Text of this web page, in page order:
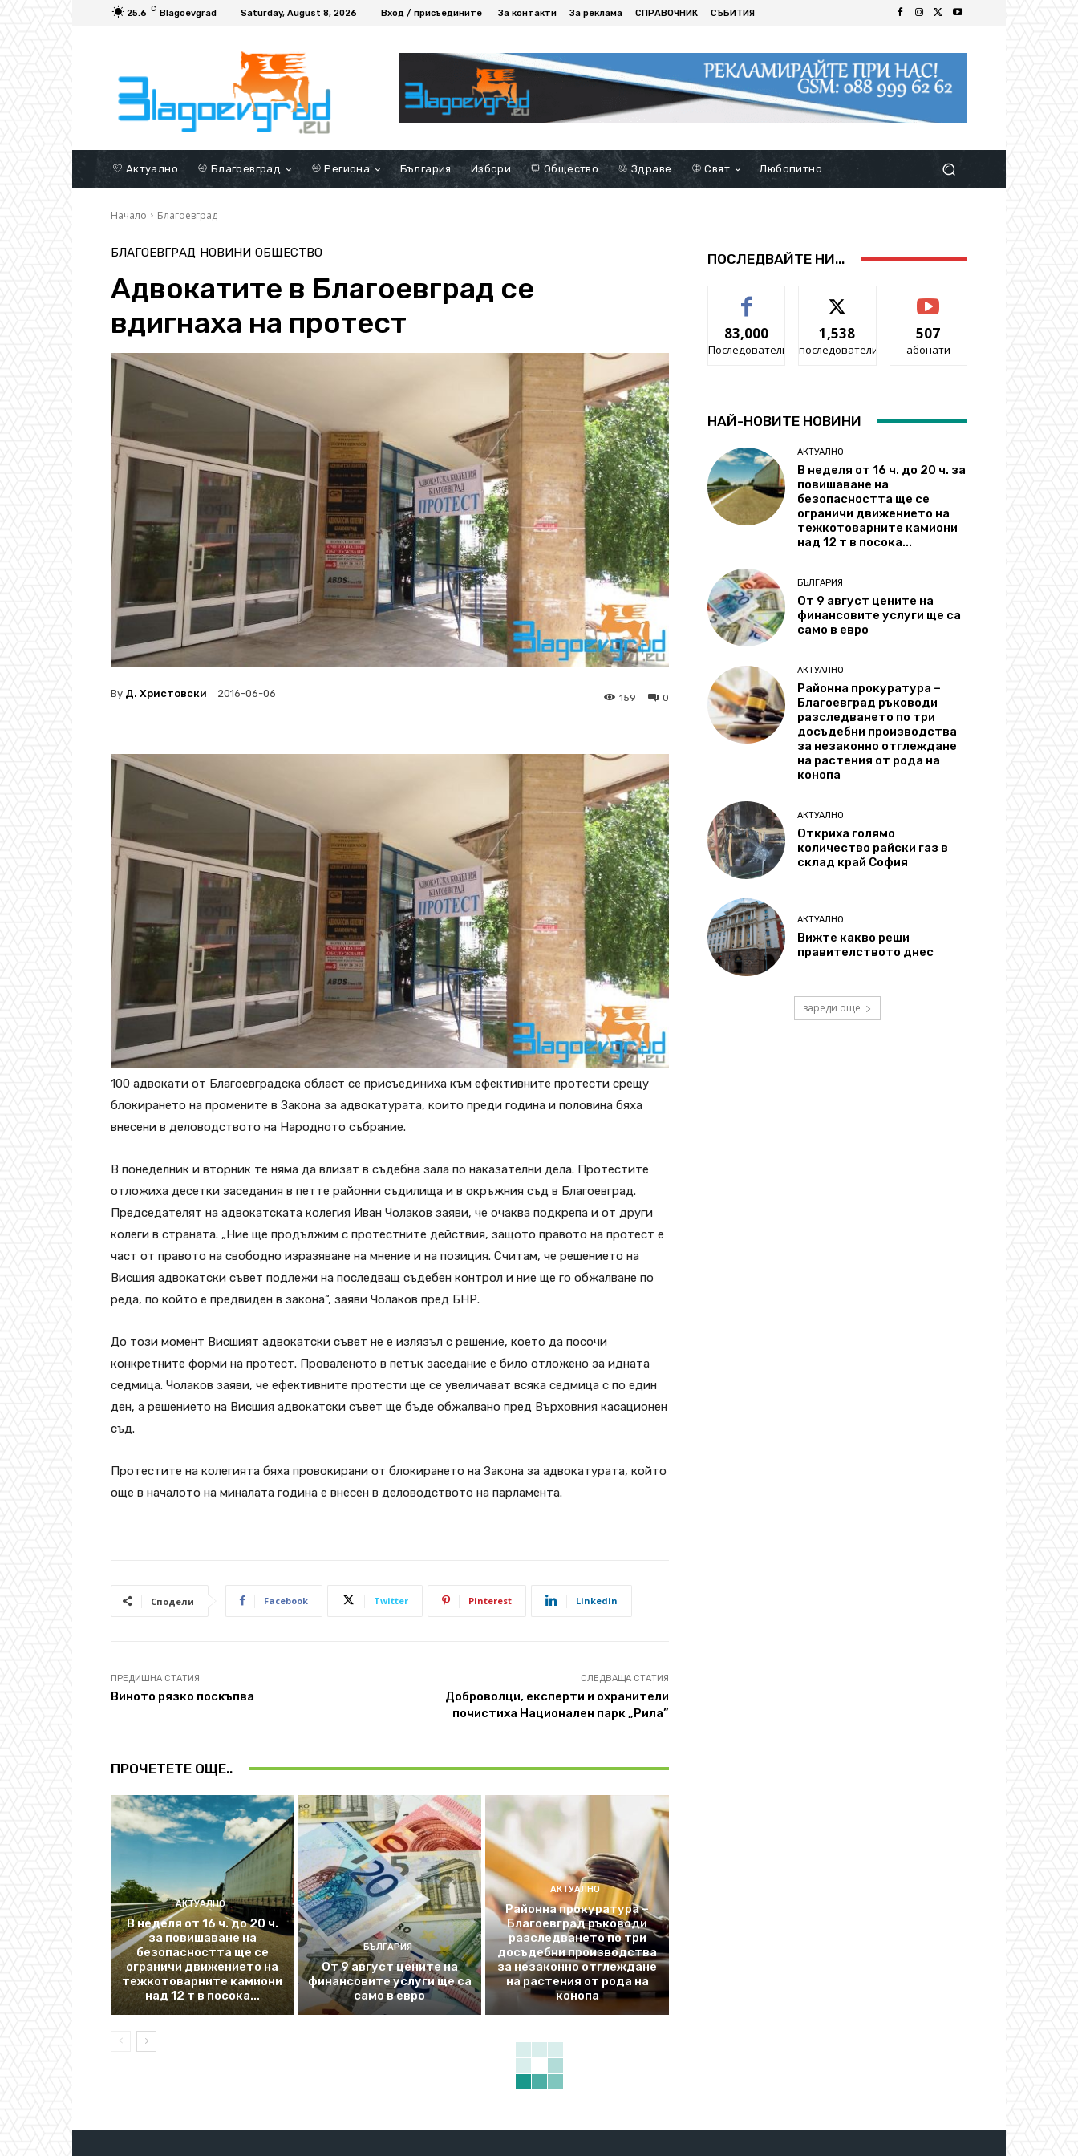
25.6 C Blagoevgrad Saturday, August 8, 2026 Вход / присъедините За контакти За реклама СПРАВОЧНИК СЪБИТИЯ
Актуално Благоевград Региона България Избори Общество Здраве Свят Любопитно
Начало Благоевград
БЛАГОЕВГРАД НОВИНИ ОБЩЕСТВО
Адвокатите в Благоевград се
вдигнаха на протест
By Д. Христовски 2016-06-06 0
159
100 адвокати от Благоевградска област се присъединиха към ефективните протести срещу
блокирането на промените в Закона за адвокатурата, които преди година и половина бяха
внесени в деловодството на Народното събрание.
В понеделник и вторник те няма да влизат в съдебна зала по наказателни дела. Протестите
отложиха десетки заседания в петте районни съдилища и в окръжния съд в Благоевград.
Председателят на адвокатската колегия Иван Чолаков заяви, че очаква подкрепа и от други
колеги в страната. „Ние ще продължим с протестните действия, защото правото на протест е
част от правото на свободно изразяване на мнение и на позиция. Считам, че решението на
Висшия адвокатски съвет подлежи на последващ съдебен контрол и ние ще го обжалване по
реда, по който е предвиден в закона“, заяви Чолаков пред БНР.
До този момент Висшият адвокатски съвет не е излязъл с решение, което да посочи
конкретните форми на протест. Проваленото в петък заседание е било отложено за идната
седмица. Чолаков заяви, че ефективните протести ще се увеличават всяка седмица с по един
ден, а решението на Висшия адвокатски съвет ще бъде обжалвано пред Върховния касационен
съд.
Протестите на колегията бяха провокирани от блокирането на Закона за адвокатурата, който
още в началото на миналата година е внесен в деловодството на парламента.
Сподели Facebook Twitter Pinterest Linkedin
ПРЕДИШНА СТАТИЯ
Виното рязко поскъпва
СЛЕДВАЩА СТАТИЯ
Доброволци, експерти и охранители
почистиха Национален парк „Рила”
ПРОЧЕТЕТЕ ОЩЕ..
АКТУАЛНО
В неделя от 16 ч. до 20 ч.
за повишаване на
безопасността ще се
ограничи движението на
тежкотоварните камиони
над 12 т в посока...
БЪЛГАРИЯ
От 9 август цените на
финансовите услуги ще са
само в евро
АКТУАЛНО
Районна прокуратура –
Благоевград ръководи
разследването по три
досъдебни производства
за незаконно отглеждане
на растения от рода на
конопа
ПОСЛЕДВАЙТЕ НИ...
83,000
Последователи
1,538
последователи
507
абонати
НАЙ-НОВИТЕ НОВИНИ
АКТУАЛНО
В неделя от 16 ч. до 20 ч. за
повишаване на
безопасността ще се
ограничи движението на
тежкотоварните камиони
над 12 т в посока...
БЪЛГАРИЯ
От 9 август цените на
финансовите услуги ще са
само в евро
АКТУАЛНО
Районна прокуратура –
Благоевград ръководи
разследването по три
досъдебни производства
за незаконно отглеждане
на растения от рода на
конопа
АКТУАЛНО
Откриха голямо
количество райски газ в
склад край София
АКТУАЛНО
Вижте какво реши
правителството днес
зареди още